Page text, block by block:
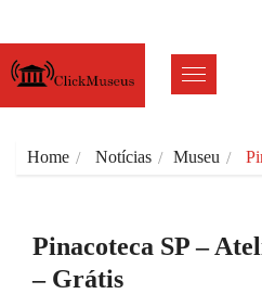
Home Notícias Museu
Pinacoteca SP –
– Grátis